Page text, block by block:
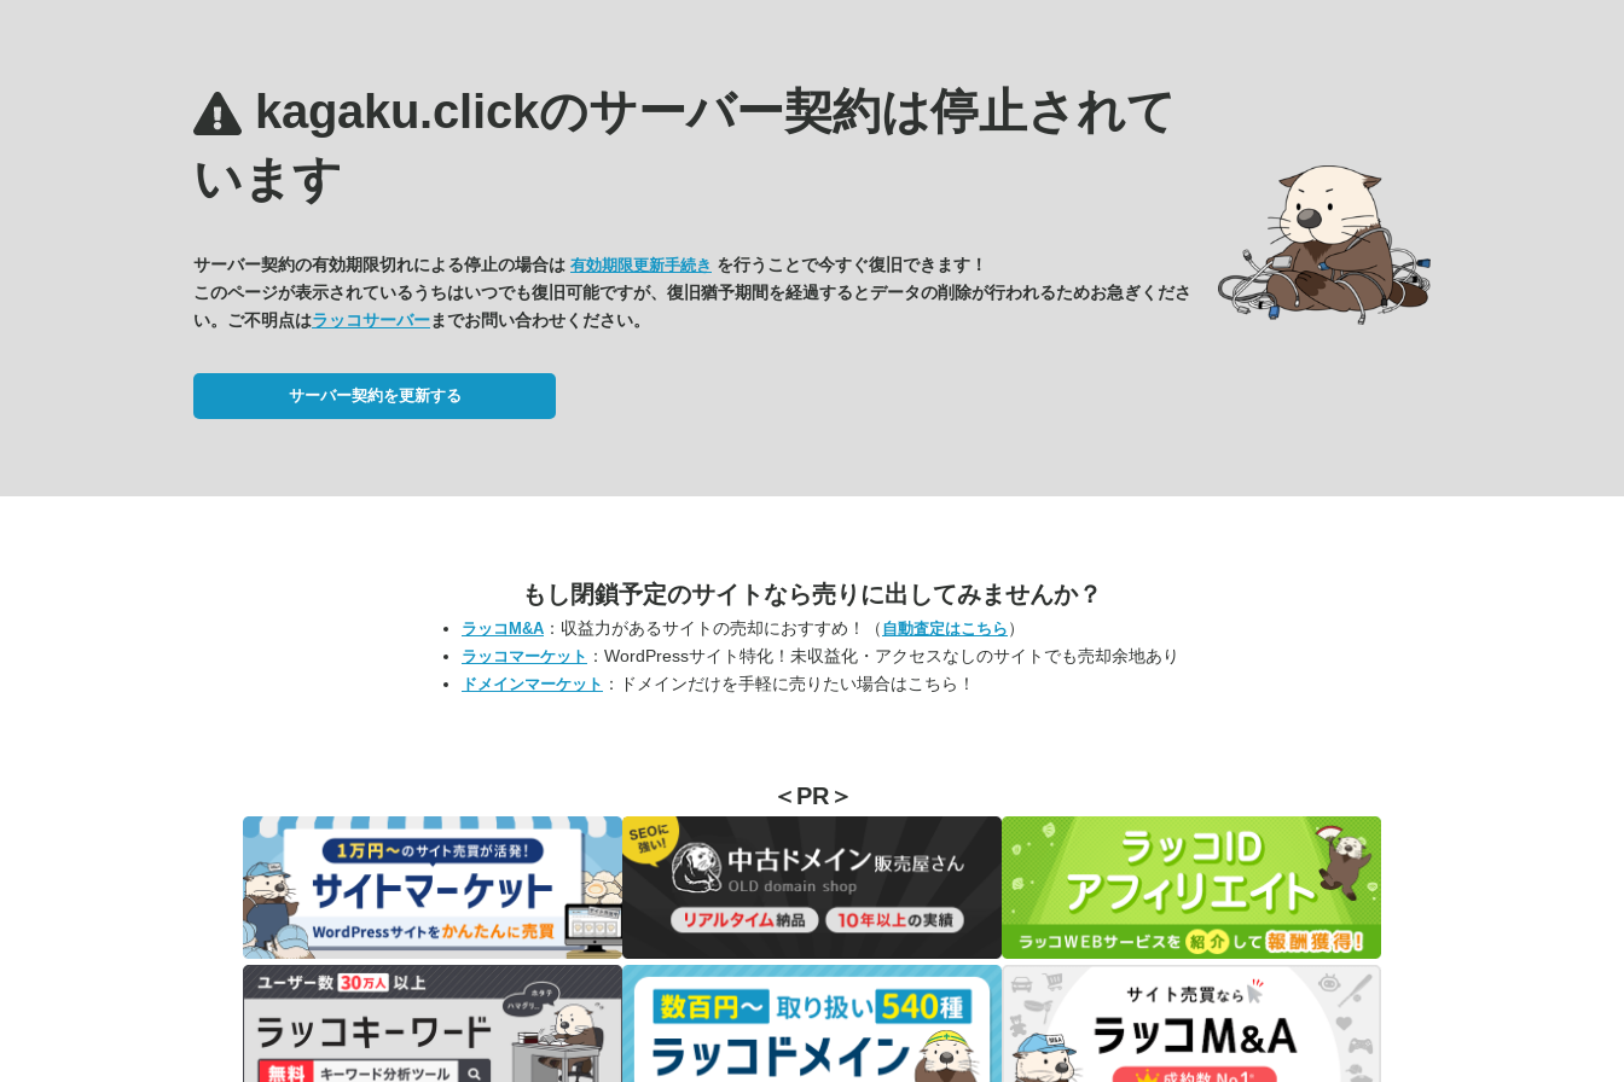
kagaku.clickのサーバー契約は停止されて
います
サーバー契約の有効期限切れによる停止の場合は 有効期限更新手続き を行うことで今すぐ復旧できます！
このページが表示されているうちはいつでも復旧可能ですが、復旧猶予期間を経過するとデータの削除が行われるためお急ぎくださ
い。ご不明点はラッコサーバーまでお問い合わせください。
サーバー契約を更新する
もし閉鎖予定のサイトなら売りに出してみませんか？
ラッコM&A ：収益力があるサイトの売却におすすめ！（ 自動査定はこちら ）
ラッコマーケット ：WordPressサイト特化！未収益化・アクセスなしのサイトでも売却余地あり
ドメインマーケット ：ドメインだけを手軽に売りたい場合はこちら！
＜PR＞